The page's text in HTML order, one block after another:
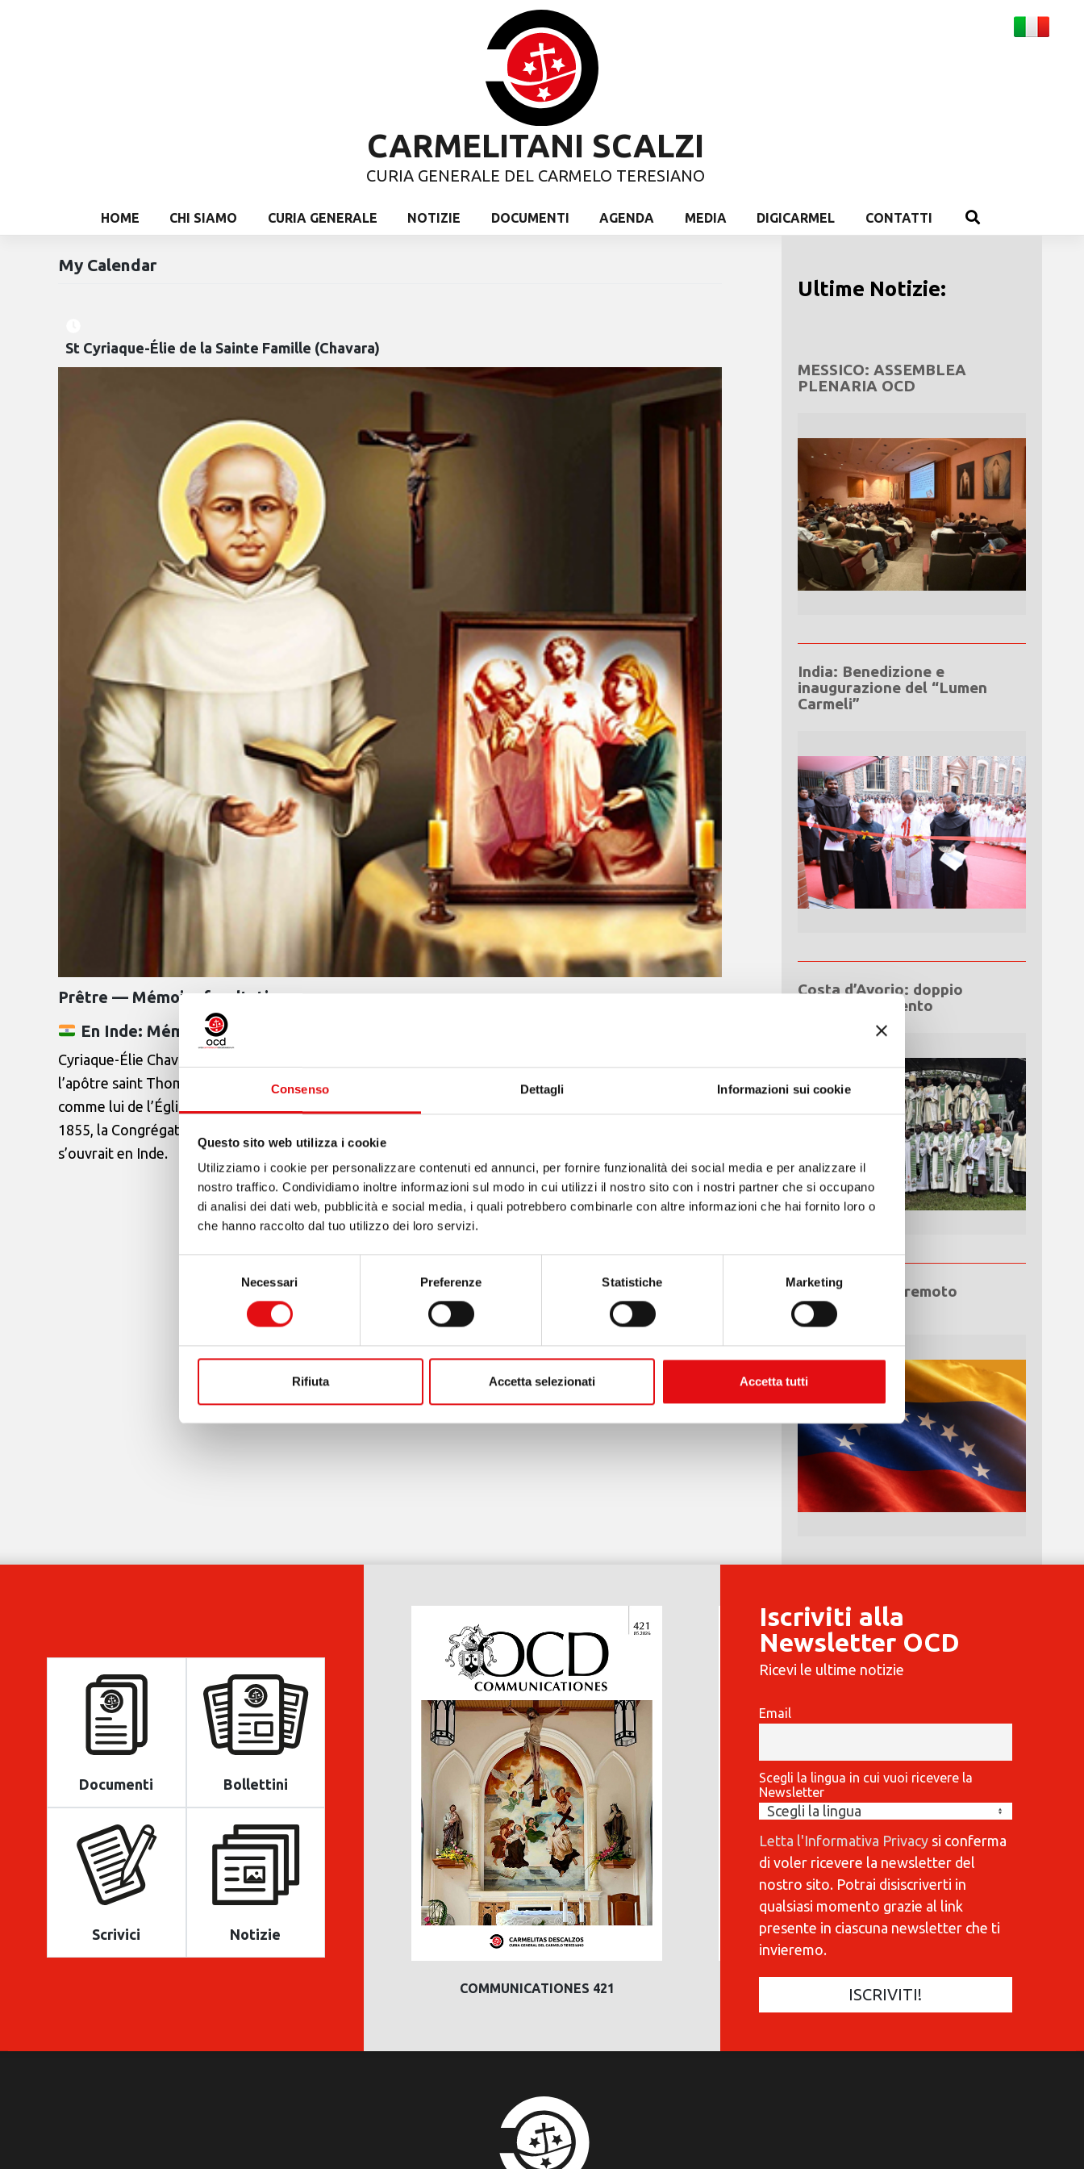
Consenso Dettagli Informazioni sui cookie
Questo sito web utilizza i cookie
Utilizziamo i cookie per personalizzare contenuti ed annunci, per fornire funzionalità dei social media e per analizzare il
nostro traffico. Condividiamo inoltre informazioni sul modo in cui utilizzi il nostro sito con i nostri partner che si occupano
di analisi dei dati web, pubblicità e social media, i quali potrebbero combinarle con altre informazioni che hai fornito loro o
che hanno raccolto dal tuo utilizzo dei loro servizi.
Necessari Preferenze Statistiche Marketing
Rifiuta Accetta selezionati Accetta tutti
CARMELITANI SCALZI
CURIA GENERALE DEL CARMELO TERESIANO
HOME CHI SIAMO CURIA GENERALE NOTIZIE DOCUMENTI AGENDA MEDIA DIGICARMEL CONTATTI
My Calendar
St Cyriaque-Élie de la Sainte Famille (Chavara)
Prêtre — Mémoire facultative
En Inde: Mémoire
Cyriaque-Élie Chavara (1805-1871) est un membre de cette très vieille chrétienté fondée, dit-on, par
l’apôtre saint Thomas sur la côte de abar (sud-ouest de l’Inde). Avec quelques prêtres, membres
comme lui de l’Église syro-malabare, il fonde en 1831 les Carmélites de Marie Immaculée ainsi que, en
1855, la Congrégation des Carmes de l’Immaculée : c’est une page missionnaire de notre Ordre qui
s’ouvrait en Inde.
Vedi il calendario completo
Ultime Notizie:
MESSICO: ASSEMBLEA
PLENARIA OCD
India: Benedizione e
inaugurazione del “Lumen
Carmeli”
Costa d’Avorio: doppio
Giubileo d’Argento
Emergenza terremoto
Venezuela
Documenti Bollettini
Scrivici Notizie
COMMUNICATIONES 421 COMMUNICATIONES 420
Iscriviti alla
Newsletter OCD
Ricevi le ultime notizie
Email
Scegli la lingua in cui vuoi ricevere la
Newsletter
Letta l'Informativa Privacysi conferma
di voler ricevere la newsletter del
nostro sito. Potrai disiscriverti in
qualsiasi momento grazie al link
presente in ciascuna newsletter che ti
invieremo.